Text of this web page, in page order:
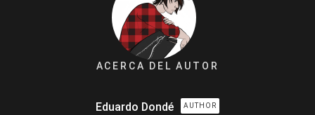
ACERCA DEL AUTOR
Eduardo Dondé AUTHOR